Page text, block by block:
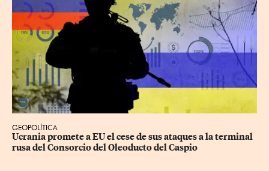
GEOPOLÍTICA
Ucrania promete a EU el cese de sus ataques a la terminal
rusa del Consorcio del Oleoducto del Caspio